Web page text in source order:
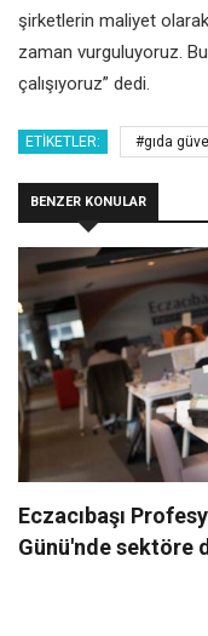
şirketlerin maliyet
zaman vurguluyoruz.
çalışıyoruz” dedi.
ETIKETLER: #gıda
BENZER KONULAR
Eczacıbaşı
Günü'nde sektöre